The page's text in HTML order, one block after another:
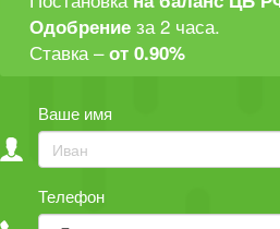
Одобрение за 2 часа.
Ставка –от 0.90%
Ваше имя
Телефон